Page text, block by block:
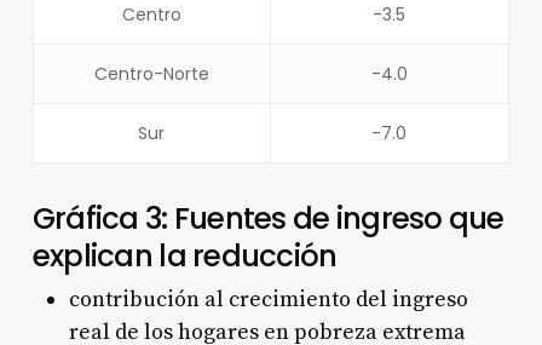
Centro -3.5
Centro-Norte -4.0
Sur -7.0
Gráfica 3: Fuentes de ingreso que
explican la reducción
contribución al crecimiento del ingreso
real de los hogares en pobreza extrema